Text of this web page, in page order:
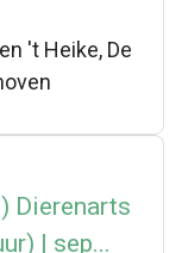
't Heike, De
Dierenarts
| sep...